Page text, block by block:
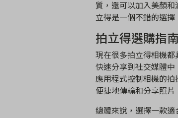
質，還可以加入美顏
立得是一個不錯的選擇
拍立得選購指
現在很多拍立得相機
快速分享到社交媒體
應用程式控制相機的
便捷地傳輸和分享照
總體來說，選擇一款